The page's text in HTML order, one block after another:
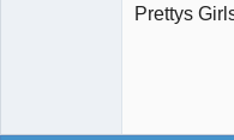
Prettys